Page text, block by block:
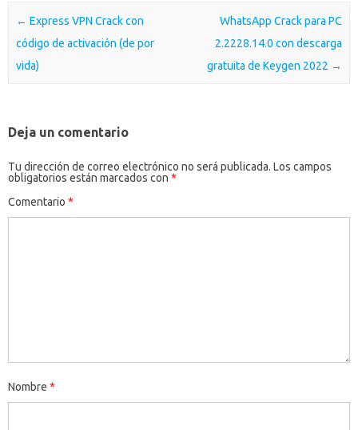
Post navigation
← Express VPN Crack con
código de activación (de por
vida)
WhatsApp Crack para PC
2.2228.14.0 con descarga
gratuita de Keygen 2022 →
Deja un comentario
Tu dirección de correo electrónico no será publicada. Los campos
obligatorios están marcados con *
Comentario *
Nombre *